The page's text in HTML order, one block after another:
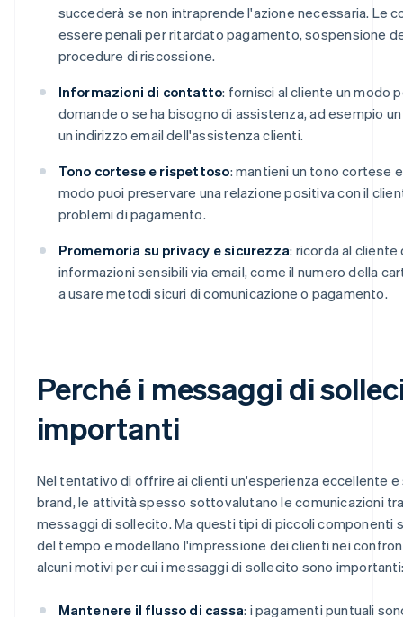
succederà se non intraprende l'azione necessaria. Le
essere penali per ritardato pagamento, sospensione
procedure di riscossione.
Informazioni di contatto: fornisci al cliente un modo
domande o se ha bisogno di assistenza, ad esempio
un indirizzo email dell'assistenza clienti.
Tono cortese e rispettoso: mantieni un tono cortese
modo puoi preservare una relazione positiva con il
problemi di pagamento.
Promemoria su privacy e sicurezza: ricorda al cliente
informazioni sensibili via email, come il numero della
a usare metodi sicuri di comunicazione o pagamento.
Perché i messaggi di
importanti
Nel tentativo di offrire ai clienti un'esperienza eccellente
brand, le attività spesso sottovalutano le comunicazioni
messaggi di sollecito. Ma questi tipi di piccoli componenti
del tempo e modellano l'impressione dei clienti nei
alcuni motivi per cui i messaggi di sollecito sono importanti:
Mantenere il flusso di cassa: i pagamenti puntuali